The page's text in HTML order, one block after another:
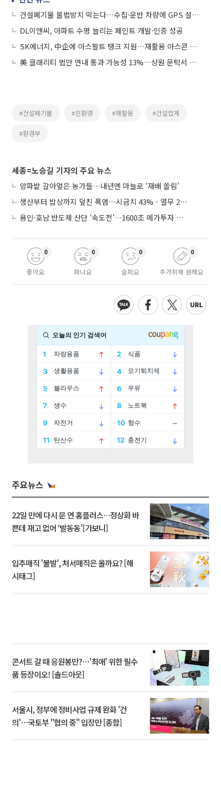
건설폐기물 불법방치 막는다…수집·운반 차량에 GPS 설치해 실시간 위치 파악
DL이앤씨, 아파트 수명 늘리는 페인트 개발·인증 성공
SK에너지, 中企에 아스팔트 탱크 지원…재활용 아스콘 활성화
美 클래리티 법안 연내 통과 가능성 13%…상원 문턱서 제동
#건설폐기물 #친환경 #재활용 #건설업계
#환경부
세종=노승길 기자의 주요 뉴스
양파밭 갈아엎은 농가들…내년엔 마늘로 ‘재배 쏠림’
생산부터 밥상까지 덮친 폭염…시금치 43%ㆍ열무 28% 급등
용인·호남 반도체 산단 ‘속도전’…1600조 메가투자 이행 총력
좋아요
0
화나요
0
슬퍼요
0
추가취재 원해요
0
주요뉴스
22일 만에 다시 문 연 홈플러스…정상화 바
쁜데 재고 없어 ‘발동동’[가보니]
입추매직 '불발', 처서매직은 올까요? [해
시태그]
콘서트 갈 때 응원봉만?⋯'최애' 위한 필수
품 등장이오! [솔드아웃]
서울시, 정부에 정비사업 규제 완화 '건
의'⋯국토부 "협의 중" 입장만 [종합]